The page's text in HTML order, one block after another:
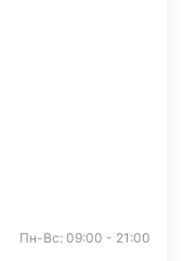
Пн-Вс: 09:00 - 21:00